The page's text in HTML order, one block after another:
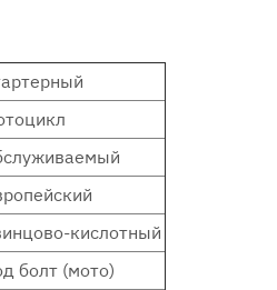
кислотный
болт (мото)